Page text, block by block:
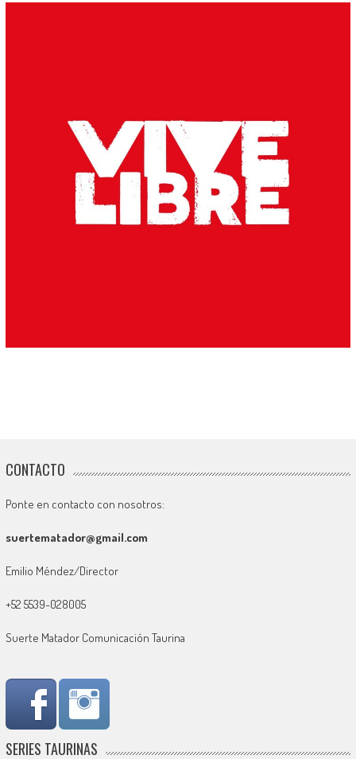
CONTACTO
Ponte en contacto con nosotros:
suertematador@gmail.com
Emilio Méndez/Director
+52 5539-028005
Suerte Matador Comunicación Taurina
SERIES TAURINAS